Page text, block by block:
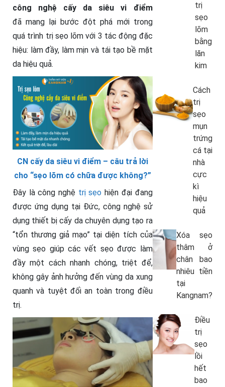
công nghệ cấy da siêu vi điểm
đã mang lại bước đột phá mới trong
quá trình trị sẹo lõm với 3 tác động đặc
hiệu: làm đầy, làm mịn và tái tạo bề mặt
da hiệu quả.
CN cấy da siêu vi điểm – câu trả lời
cho “sẹo lõm có chữa được không?”
Đây là công nghệ trị sẹo hiện đại đang
được ứng dụng tại Đức, công nghệ sử
dụng thiết bị cấy da chuyên dụng tạo ra
“tổn thương giả mạo” tại diện tích của
vùng sẹo giúp các vết sẹo được làm
đầy một cách nhanh chóng, triệt để,
không gây ảnh hưởng đến vùng da xung
quanh và tuyệt đối an toàn trong điều
trị.
trị
sẹo
lõm
bằng
lăn
kim
Cách
trị
sẹo
mụn
trứng
cá tại
nhà
cực
kì
hiệu
quả
Xóa sẹo
thâm ở
chân bao
nhiêu tiền
tại
Kangnam?
Điều
trị
sẹo
lồi
hết
bao